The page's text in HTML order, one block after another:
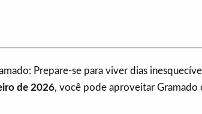
Prepare-se para viver dias
de 2026, você pode aproveitar Gramado